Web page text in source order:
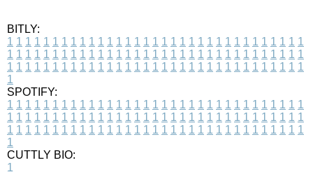
BITLY:
1 1 1 1 1 1 1 1 1 1 1 1 1 1 1 1 1 1 1 1 1 1 1 1 1 1 1 1 1 1 1 1 1
1 1 1 1 1 1 1 1 1 1 1 1 1 1 1 1 1 1 1 1 1 1 1 1 1 1 1 1 1 1 1 1 1
1 1 1 1 1 1 1 1 1 1 1 1 1 1 1 1 1 1 1 1 1 1 1 1 1 1 1 1 1 1 1 1 1
1
SPOTIFY:
1 1 1 1 1 1 1 1 1 1 1 1 1 1 1 1 1 1 1 1 1 1 1 1 1 1 1 1 1 1 1 1 1
1 1 1 1 1 1 1 1 1 1 1 1 1 1 1 1 1 1 1 1 1 1 1 1 1 1 1 1 1 1 1 1 1
1 1 1 1 1 1 1 1 1 1 1 1 1 1 1 1 1 1 1 1 1 1 1 1 1 1 1 1 1 1 1 1 1
1
CUTTLY BIO:
1